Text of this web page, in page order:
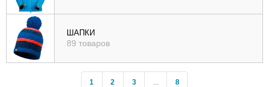
ШАПКИ
89 товаров
1 2 3 8